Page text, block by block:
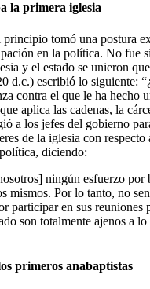
la primera iglesia
principio tomó una postura
en la política. No fue
y el estado se unieron
d.c.) escribió lo siguiente:
contra el que le ha hecho
aplica las cadenas, la
a los jefes del gobierno
de la iglesia con respecto
diciendo:
ningún esfuerzo por
mismos. Por lo tanto, no
participar en sus reuniones
son totalmente ajenos a
primeros anabaptistas